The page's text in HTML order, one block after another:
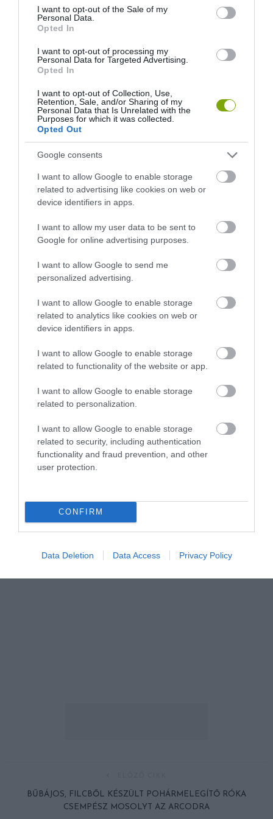
consent section.
I want to opt-out of the Sale of my
Personal Data.
Opted In
I want to opt-out of processing my
Personal Data for Targeted Advertising.
Opted In
I want to opt-out of Collection, Use,
Retention, Sale, and/or Sharing of my
Personal Data that Is Unrelated with the
Purposes for which it was collected.
Opted Out
Google consents
I want to allow Google to enable storage
related to advertising like cookies on web or
device identifiers in apps.
I want to allow my user data to be sent to
Google for online advertising purposes.
I want to allow Google to send me
personalized advertising.
I want to allow Google to enable storage
related to analytics like cookies on web or
device identifiers in apps.
I want to allow Google to enable storage
related to functionality of the website or app.
I want to allow Google to enable storage
related to personalization.
I want to allow Google to enable storage
related to security, including authentication
functionality and fraud prevention, and other
user protection.
CONFIRM
Data Deletion Data Access Privacy Policy
BŰBÁJOS, FILCBŐL KÉSZÜLT POHÁRMELEGÍTŐ RÓKA
CSEMPÉSZ MOSOLYT AZ ARCODRA